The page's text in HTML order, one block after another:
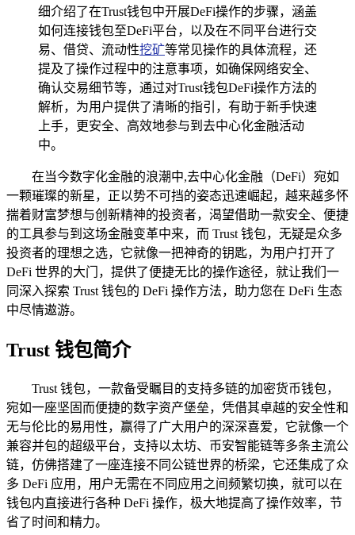
细介绍了在Trust钱包中开展DeFi操作的步骤，涵盖
如何连接钱包至DeFi平台，以及在不同平台进行交
易、借贷、流动性挖矿等常见操作的具体流程，还
提及了操作过程中的注意事项，如确保网络安全、
确认交易细节等，通过对Trust钱包DeFi操作方法的
解析，为用户提供了清晰的指引，有助于新手快速
上手，更安全、高效地参与到去中心化金融活动
中。
在当今数字化金融的浪潮中,去中心化金融（DeFi）宛如
一颗璀璨的新星，正以势不可挡的姿态迅速崛起，越来越多怀
揣着财富梦想与创新精神的投资者，渴望借助一款安全、便捷
的工具参与到这场金融变革中来，而 Trust 钱包，无疑是众多
投资者的理想之选，它就像一把神奇的钥匙，为用户打开了
DeFi 世界的大门，提供了便捷无比的操作途径，就让我们一
同深入探索 Trust 钱包的 DeFi 操作方法，助力您在 DeFi 生态
中尽情遨游。
Trust 钱包简介
Trust 钱包，一款备受瞩目的支持多链的加密货币钱包，
宛如一座坚固而便捷的数字资产堡垒，凭借其卓越的安全性和
无与伦比的易用性，赢得了广大用户的深深喜爱，它就像一个
兼容并包的超级平台，支持以太坊、币安智能链等多条主流公
链，仿佛搭建了一座连接不同公链世界的桥梁，它还集成了众
多 DeFi 应用，用户无需在不同应用之间频繁切换，就可以在
钱包内直接进行各种 DeFi 操作，极大地提高了操作效率，节
省了时间和精力。